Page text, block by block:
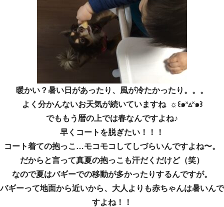
暖かい？暑い日があったり、風が冷たかったり。。。
よく分かんないお天気が続いていますね ☼꒰๑˟▵˟๑꒱
でももう暦の上では春なんですよね♪
早くコートを脱ぎたい！！！
コート着ての抱っこ…モコモコしてしづらいんですよね〜。
だからと言って真夏の抱っこも汗だくだけど（笑）
なので夏はバギーでの移動が多かったりするんですが。
バギーって地面から近いから、大人よりも赤ちゃんは暑いんで
すよね！！